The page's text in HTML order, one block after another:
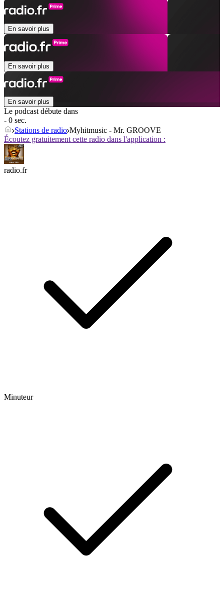
En savoir plus
En savoir plus
En savoir plus
Le podcast débute dans
- 0 sec.
Stations de radio Myhitmusic - Mr. GROOVE
Écoutez gratuitement cette radio dans l'application :
radio.fr
Minuteur